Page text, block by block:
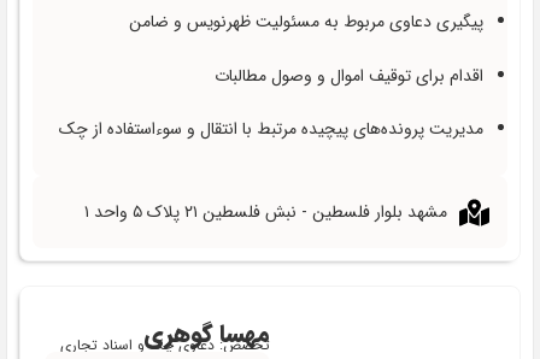
پیگیری دعاوی مربوط به مسئولیت ظهرنویس و ضامن
اقدام برای توقیف اموال و وصول مطالبات
مدیریت پرونده‌های پیچیده مرتبط با انتقال و سوءاستفاده از چک
مشهد بلوار فلسطین - نبش فلسطین ۲۱ پلاک ۵ واحد ۱
مهسا گوهری
تخصص: دعاوی چک و اسناد تجاری